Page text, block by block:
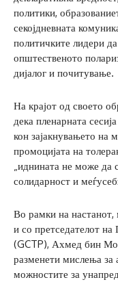
политики,
секојдневната
политичките лидери
општественото
дијалог и почитување.
На крајот од своето
дека пленарната
кон зајакнувањето на
промоцијата на
„иднината не може да
солидарност и
Во рамки на
и со претседателот на
(GCTP), Ахмед бин
разменети мислења за
можностите за